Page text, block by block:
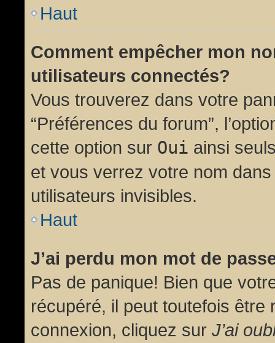
Haut
Comment empêcher mon
utilisateurs connectés?
Vous trouverez dans votre
“Préférences du forum”,
cette option sur Oui ainsi
et vous verrez votre nom
utilisateurs invisibles.
Haut
J’ai perdu mon mot de
Pas de panique! Bien que
récupéré, il peut toutefois être
connexion, cliquez sur J’ai